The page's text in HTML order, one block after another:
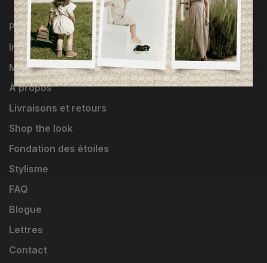
Programme Loyauté
Influenceuses
Marques
À propos
Livraisons et retours
Shop the look
Fondation des étoiles
Stylisme
FAQ
Blogue
Lettres
Contact